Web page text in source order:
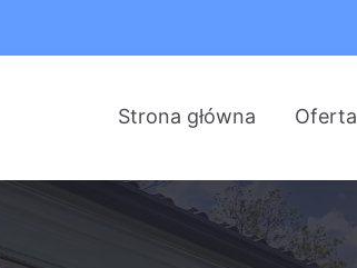
Strona główna Oferta